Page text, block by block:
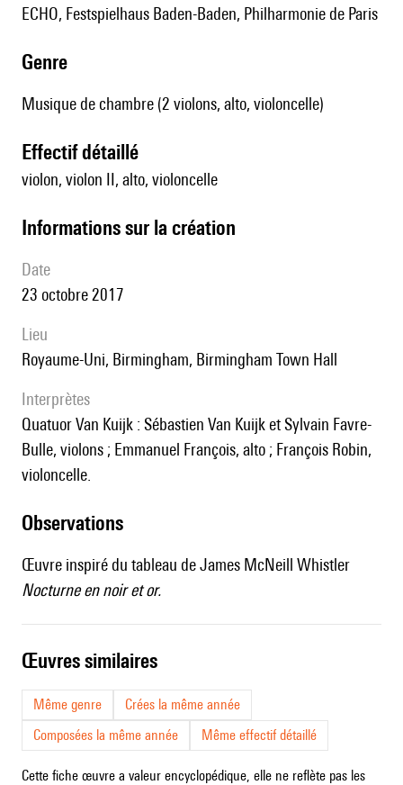
ECHO, Festspielhaus Baden-Baden, Philharmonie de Paris
genre
Musique de chambre (2 violons, alto, violoncelle)
effectif détaillé
violon, violon II, alto, violoncelle
informations sur la création
date
23 octobre 2017
lieu
Royaume-Uni, Birmingham, Birmingham Town Hall
interprètes
Quatuor Van Kuijk : Sébastien Van Kuijk et Sylvain Favre-
Bulle, violons ; Emmanuel François, alto ; François Robin,
violoncelle.
observations
Œuvre inspiré du tableau de James McNeill Whistler
Nocturne en noir et or.
œuvres similaires
Même genre
Crées la même année
Composées la même année
Même effectif détaillé
Cette fiche œuvre a valeur encyclopédique, elle ne reflète pas les